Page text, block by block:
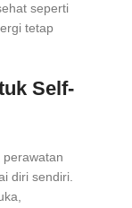
seperti
tetap
Self-
diri sendiri.